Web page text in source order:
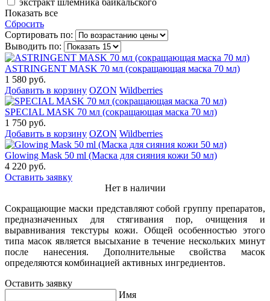
Показать все
Сбросить
Сортировать по:
Выводить по:
ASTRINGENT MASK 70 мл (сокращающая маска 70 мл)
1 580 руб.
Добавить в корзину OZON Wildberries
SPECIAL MASK 70 мл (сокращающая маска 70 мл)
1 750 руб.
Добавить в корзину OZON Wildberries
Glowing Mask 50 ml (Маска для сияния кожи 50 мл)
4 220 руб.
Оставить заявку
Нет в наличии
Сокращающие маски представляют собой группу препаратов,
предназначенных для стягивания пор, очищения и
выравнивания текстуры кожи. Общей особенностью этого
типа масок является высыхание в течение нескольких минут
после нанесения. Дополнительные свойства масок
определяются комбинацией активных ингредиентов.
Оставить заявку
Имя